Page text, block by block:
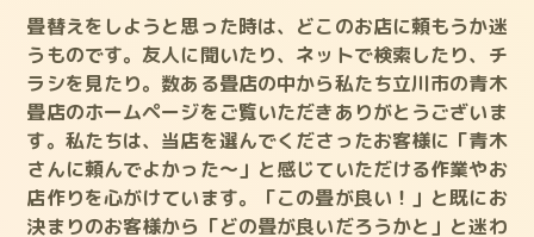
畳替えをしようと思った時は、どこのお店に頼もうか迷
うものです。友人に聞いたり、ネットで検索したり、チ
ラシを見たり。数ある畳店の中から私たち立川市の青木
畳店のホームページをご覧いただきありがとうございま
す。私たちは、当店を選んでくださったお客様に「青木
さんに頼んでよかった～」と感じていただける作業やお
店作りを心がけています。「この畳が良い！」と既にお
決まりのお客様から「どの畳が良いだろうかと」と迷わ